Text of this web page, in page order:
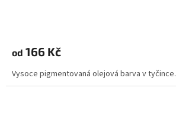
od 166 Kč
Vysoce pigmentovaná olejová barva v tyčince.